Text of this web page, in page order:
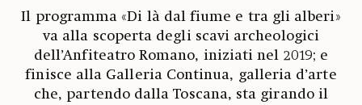
Il programma «Di là dal fiume e tra gli alberi»
va alla scoperta degli scavi archeologici
dell’Anfiteatro Romano, iniziati nel 2019; e
finisce alla Galleria Continua, galleria d’arte
che, partendo dalla Toscana, sta girando il